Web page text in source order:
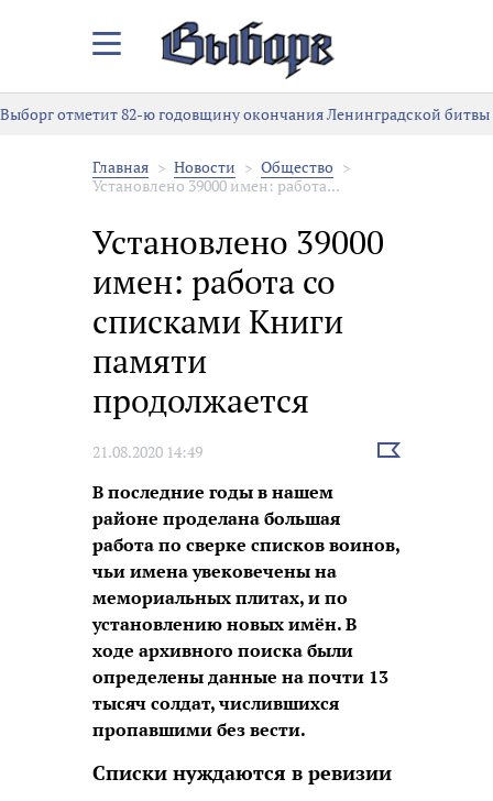
Закрыть/
меню
Выборг отметит 82-ю годовщину окончания Ленинградской битвы
Главная Новости
Общество
Установлено 39000 имен: работа...
Установлено 39000
имен: работа со
списками Книги
памяти
продолжается
21.08.2020 14:49
Выбрать
В последние годы в нашем
районе проделана большая
работа по сверке списков воинов,
чьи имена увековечены на
мемориальных плитах, и по
установлению новых имён. В
ходе архивного поиска были
определены данные на почти 13
тысяч солдат, числившихся
пропавшими без вести.
Списки нуждаются в ревизии